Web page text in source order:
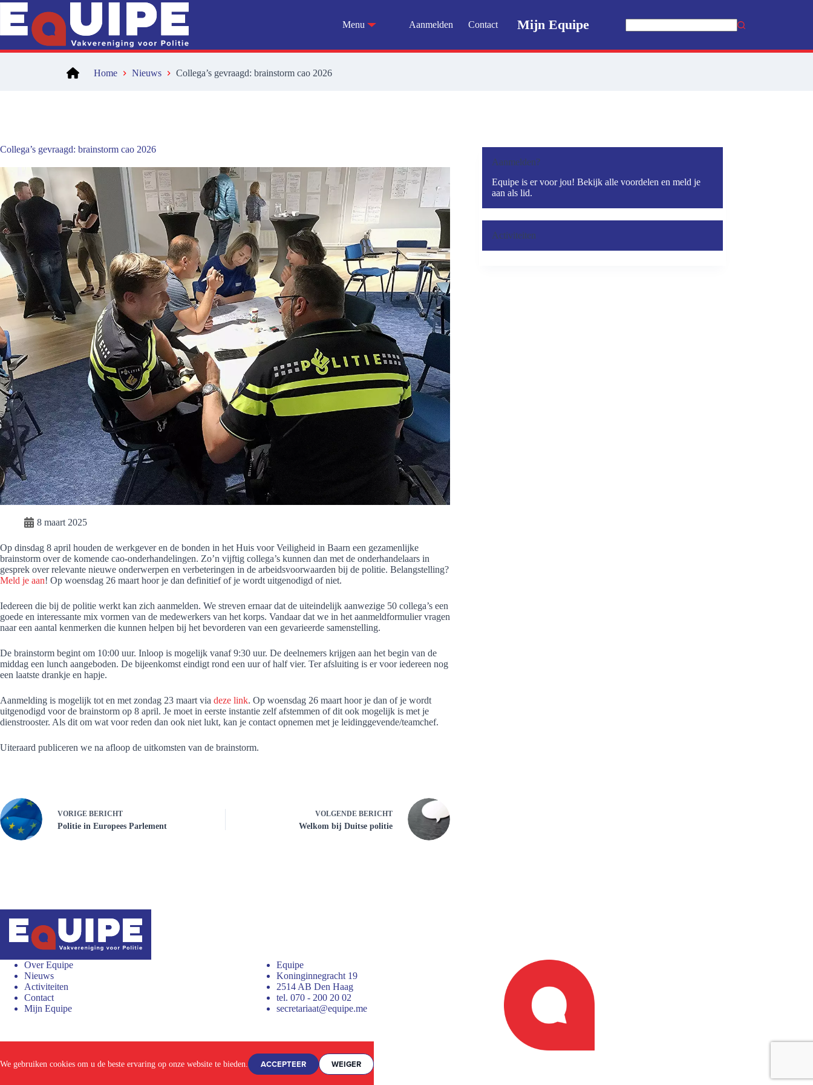
Ga
naar
inhoud
We gebruiken cookies om u de beste ervaring op onze website te bieden. ACCEPTEER WEIGER
Menu Aanmelden Contact Mijn Equipe
Home Nieuws Collega’s gevraagd: brainstorm cao 2026
Collega’s gevraagd: brainstorm cao 2026
8 maart 2025
Op dinsdag 8 april houden de werkgever en de bonden in het Huis voor Veiligheid in Baarn een gezamenlijke
brainstorm over de komende cao-onderhandelingen. Zo’n vijftig collega’s kunnen dan met de onderhandelaars in
gesprek over relevante nieuwe onderwerpen en verbeteringen in de arbeidsvoorwaarden bij de politie. Belangstelling?
Meld je aan! Op woensdag 26 maart hoor je dan definitief of je wordt uitgenodigd of niet.
Iedereen die bij de politie werkt kan zich aanmelden. We streven ernaar dat de uiteindelijk aanwezige 50 collega’s een
goede en interessante mix vormen van de medewerkers van het korps. Vandaar dat we in het aanmeldformulier vragen
naar een aantal kenmerken die kunnen helpen bij het bevorderen van een gevarieerde samenstelling.
De brainstorm begint om 10:00 uur. Inloop is mogelijk vanaf 9:30 uur. De deelnemers krijgen aan het begin van de
middag een lunch aangeboden. De bijeenkomst eindigt rond een uur of half vier. Ter afsluiting is er voor iedereen nog
een laatste drankje en hapje.
Aanmelding is mogelijk tot en met zondag 23 maart via deze link. Op woensdag 26 maart hoor je dan of je wordt
uitgenodigd voor de brainstorm op 8 april. Je moet in eerste instantie zelf afstemmen of dit ook mogelijk is met je
dienstrooster. Als dit om wat voor reden dan ook niet lukt, kan je contact opnemen met je leidinggevende/teamchef.
Uiteraard publiceren we na afloop de uitkomsten van de brainstorm.
VORIGE BERICHT
Politie in Europees Parlement
VOLGENDE BERICHT
Welkom bij Duitse politie
Aanmelden?
Equipe is er voor jou! Bekijk alle voordelen en meld je
aan als lid.
Activiteiten
Over Equipe
Nieuws
Activiteiten
Contact
Mijn Equipe
Equipe
Koninginnegracht 19
2514 AB Den Haag
tel. 070 - 200 20 02
secretariaat@equipe.me
Proclaimer en privacyverklaring